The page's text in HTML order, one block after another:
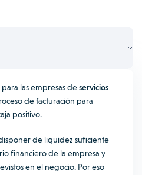
las empresas deservicios
de facturación para
positivo.
de liquidez suficiente
financiero de la empresa y
en el negocio. Por eso